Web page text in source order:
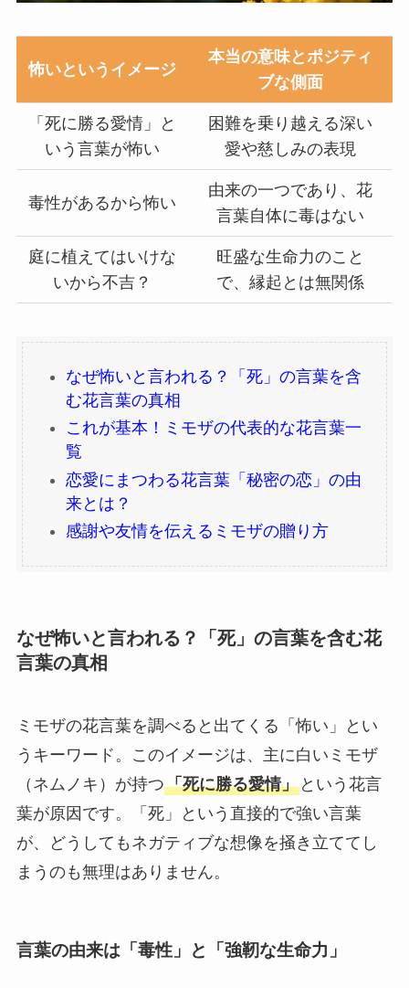
怖いというイメージ
本当の意味とポジティ
ブな側面
「死に勝る愛情」と
いう言葉が怖い
困難を乗り越える深い
愛や慈しみの表現
毒性があるから怖い
由来の一つであり、花
言葉自体に毒はない
庭に植えてはいけな
いから不吉？
旺盛な生命力のこと
で、縁起とは無関係
なぜ怖いと言われる？「死」の言葉を含
む花言葉の真相
これが基本！ミモザの代表的な花言葉一
覧
恋愛にまつわる花言葉「秘密の恋」の由
来とは？
感謝や友情を伝えるミモザの贈り方
なぜ怖いと言われる？「死」の言葉を含む花
言葉の真相
ミモザの花言葉を調べると出てくる「怖い」とい
うキーワード。このイメージは、主に白いミモザ
（ネムノキ）が持つ「死に勝る愛情」という花言
葉が原因です。「死」という直接的で強い言葉
が、どうしてもネガティブな想像を掻き立ててし
まうのも無理はありません。
言葉の由来は「毒性」と「強靭な生命力」